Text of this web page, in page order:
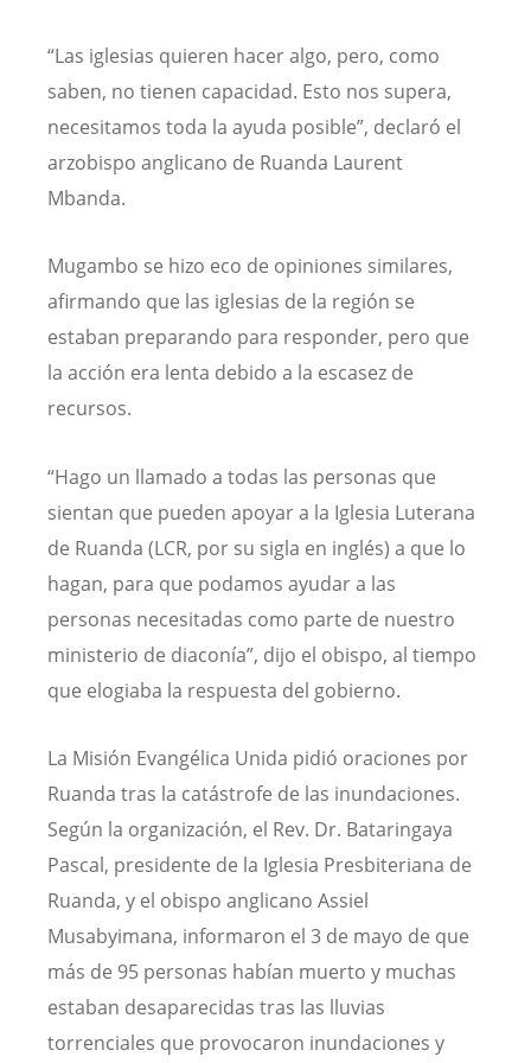
“Las iglesias quieren hacer algo, pero, como
saben, no tienen capacidad. Esto nos supera,
necesitamos toda la ayuda posible”, declaró el
arzobispo anglicano de Ruanda Laurent
Mbanda.
Mugambo se hizo eco de opiniones similares,
afirmando que las iglesias de la región se
estaban preparando para responder, pero que
la acción era lenta debido a la escasez de
recursos.
“Hago un llamado a todas las personas que
sientan que pueden apoyar a la Iglesia Luterana
de Ruanda (LCR, por su sigla en inglés) a que lo
hagan, para que podamos ayudar a las
personas necesitadas como parte de nuestro
ministerio de diaconía”, dijo el obispo, al tiempo
que elogiaba la respuesta del gobierno.
La Misión Evangélica Unida pidió oraciones por
Ruanda tras la catástrofe de las inundaciones.
Según la organización, el Rev. Dr. Bataringaya
Pascal, presidente de la Iglesia Presbiteriana de
Ruanda, y el obispo anglicano Assiel
Musabyimana, informaron el 3 de mayo de que
más de 95 personas habían muerto y muchas
estaban desaparecidas tras las lluvias
torrenciales que provocaron inundaciones y